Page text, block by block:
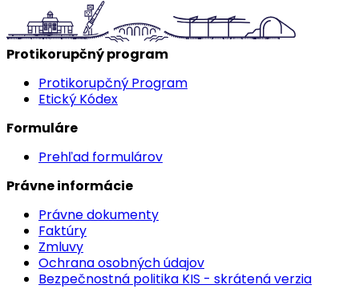
Protikorupčný program
Protikorupčný Program
Etický Kódex
Formuláre
Prehľad formulárov
Právne informácie
Právne dokumenty
Faktúry
Zmluvy
Ochrana osobných údajov
Bezpečnostná politika KIS - skrátená verzia